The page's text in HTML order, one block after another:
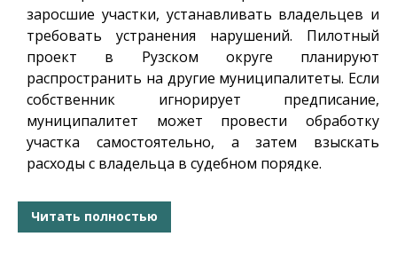
заросшие участки, устанавливать владельцев и
требовать устранения нарушений. Пилотный
проект в Рузском округе планируют
распространить на другие муниципалитеты. Если
собственник игнорирует предписание,
муниципалитет может провести обработку
участка самостоятельно, а затем взыскать
расходы с владельца в судебном порядке.
Читать полностью